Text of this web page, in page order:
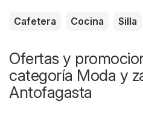
Cafetera Cocina Silla
Ofertas y
categoría Moda y
Antofagasta